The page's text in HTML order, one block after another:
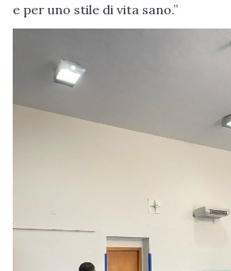
e per uno stile di vita sano.”